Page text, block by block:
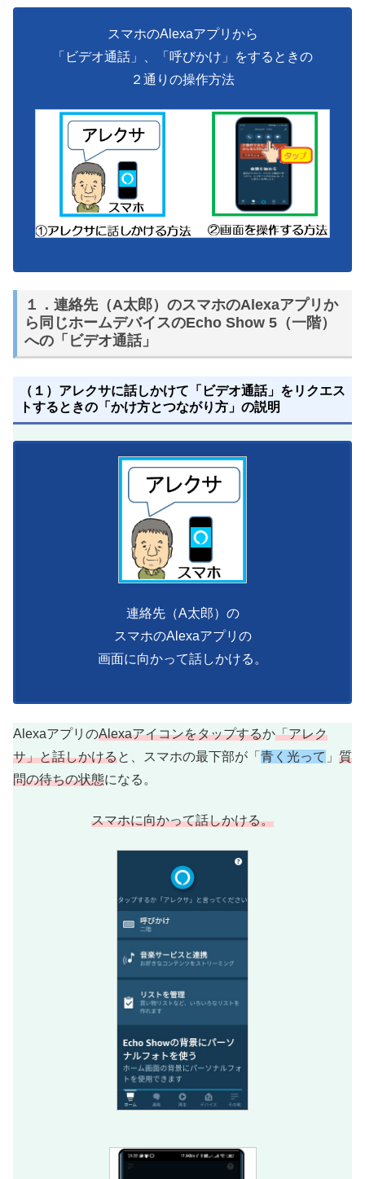
スマホのAlexaアプリから
「ビデオ通話」、「呼びかけ」をするときの
２通りの操作方法
１．連絡先（A太郎）のスマホのAlexaアプリか
ら同じホームデバイスのEcho Show 5（一階）
への「ビデオ通話」
（１）アレクサに話しかけて「ビデオ通話」をリクエス
トするときの「かけ方とつながり方」の説明
連絡先（A太郎）の
スマホのAlexaアプリの
画面に向かって話しかける。
AlexaアプリのAlexaアイコンをタップするか「アレク
サ」と話しかけると、スマホの最下部が「 青く光って 」 質
問の待ちの状態になる。
スマホに向かって話しかける。